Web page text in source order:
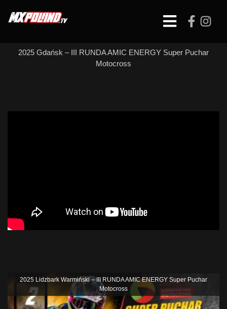
Open
2025 Gdańsk – III RUNDA AMIC ENERGY Super Puchar
Motocross
2025 Lidzbark Warmiński – III RUNDA AMIC ENERGY Super Puchar
Motocross